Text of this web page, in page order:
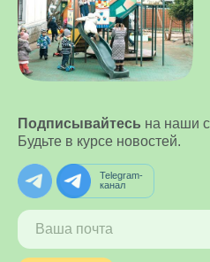
Подписывайтесь на наши
Будьте в курсе новостей.
Telegram-
канал